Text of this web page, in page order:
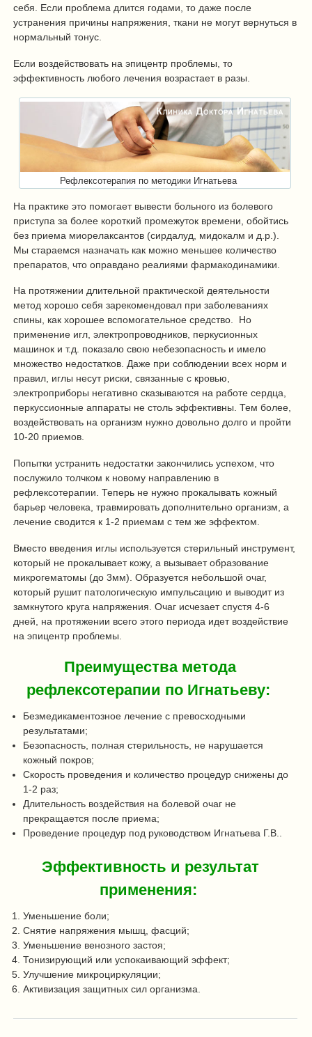
себя. Если проблема длится годами, то даже после
устранения причины напряжения, ткани не могут вернуться в
нормальный тонус.
Если воздействовать на эпицентр проблемы, то
эффективность любого лечения возрастает в разы.
Рефлексотерапия по методики Игнатьева
На практике это помогает вывести больного из болевого
приступа за более короткий промежуток времени, обойтись
без приема миорелаксантов (сирдалуд, мидокалм и д.р.).
Мы стараемся назначать как можно меньшее количество
препаратов, что оправдано реалиями фармакодинамики.
На протяжении длительной практической деятельности
метод хорошо себя зарекомендовал при заболеваниях
спины, как хорошее вспомогательное средство. Но
применение игл, электропроводников, перкусионных
машинок и т.д. показало свою небезопасность и имело
множество недостатков. Даже при соблюдении всех норм и
правил, иглы несут риски, связанные с кровью,
электроприборы негативно сказываются на работе сердца,
перкуссионные аппараты не столь эффективны. Тем более,
воздействовать на организм нужно довольно долго и пройти
10-20 приемов.
Попытки устранить недостатки закончились успехом, что
послужило толчком к новому направлению в
рефлексотерапии. Теперь не нужно прокалывать кожный
барьер человека, травмировать дополнительно организм, а
лечение сводится к 1-2 приемам с тем же эффектом.
Вместо введения иглы используется стерильный инструмент,
который не прокалывает кожу, а вызывает образование
микрогематомы (до 3мм). Образуется небольшой очаг,
который рушит патологическую импульсацию и выводит из
замкнутого круга напряжения. Очаг исчезает спустя 4-6
дней, на протяжении всего этого периода идет воздействие
на эпицентр проблемы.
Преимущества метода
рефлексотерапии по Игнатьеву:
Безмедикаментозное лечение с превосходными
результатами;
Безопасность, полная стерильность, не нарушается
кожный покров;
Скорость проведения и количество процедур снижены до
1-2 раз;
Длительность воздействия на болевой очаг не
прекращается после приема;
Проведение процедур под руководством Игнатьева Г.В..
Эффективность и результат
применения:
Уменьшение боли;
Снятие напряжения мышц, фасций;
Уменьшение венозного застоя;
Тонизирующий или успокаивающий эффект;
Улучшение микроциркуляции;
Активизация защитных сил организма.